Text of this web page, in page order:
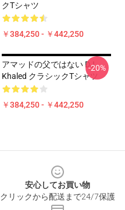
クTシャツ
￥384,250 - ￥442,250
アマッドの父ではない DJ
Khaled クラシックTシャツ
￥384,250 - ￥442,250
-20%
安心してお買い物
クリックから配送まで24/7保護